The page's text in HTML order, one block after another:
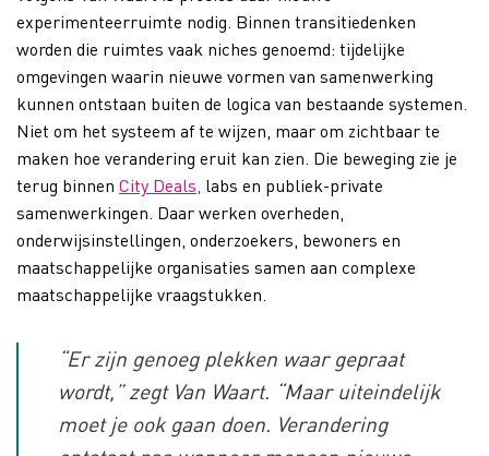
experimenteerruimte nodig. Binnen transitiedenken
worden die ruimtes vaak niches genoemd: tijdelijke
omgevingen waarin nieuwe vormen van samenwerking
kunnen ontstaan buiten de logica van bestaande systemen.
Niet om het systeem af te wijzen, maar om zichtbaar te
maken hoe verandering eruit kan zien. Die beweging zie je
terug binnen City Deals, labs en publiek-private
samenwerkingen. Daar werken overheden,
onderwijsinstellingen, onderzoekers, bewoners en
maatschappelijke organisaties samen aan complexe
maatschappelijke vraagstukken.
“Er zijn genoeg plekken waar gepraat
wordt,” zegt Van Waart. “Maar uiteindelijk
moet je ook gaan doen. Verandering